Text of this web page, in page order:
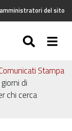
del sito
Stampa
di
chi cerca